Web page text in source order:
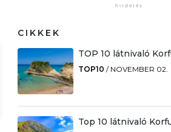
CIKKEK
TOP 10 látnivaló
TOP10 / NOVEMBER 02.
Top 10 látnivaló